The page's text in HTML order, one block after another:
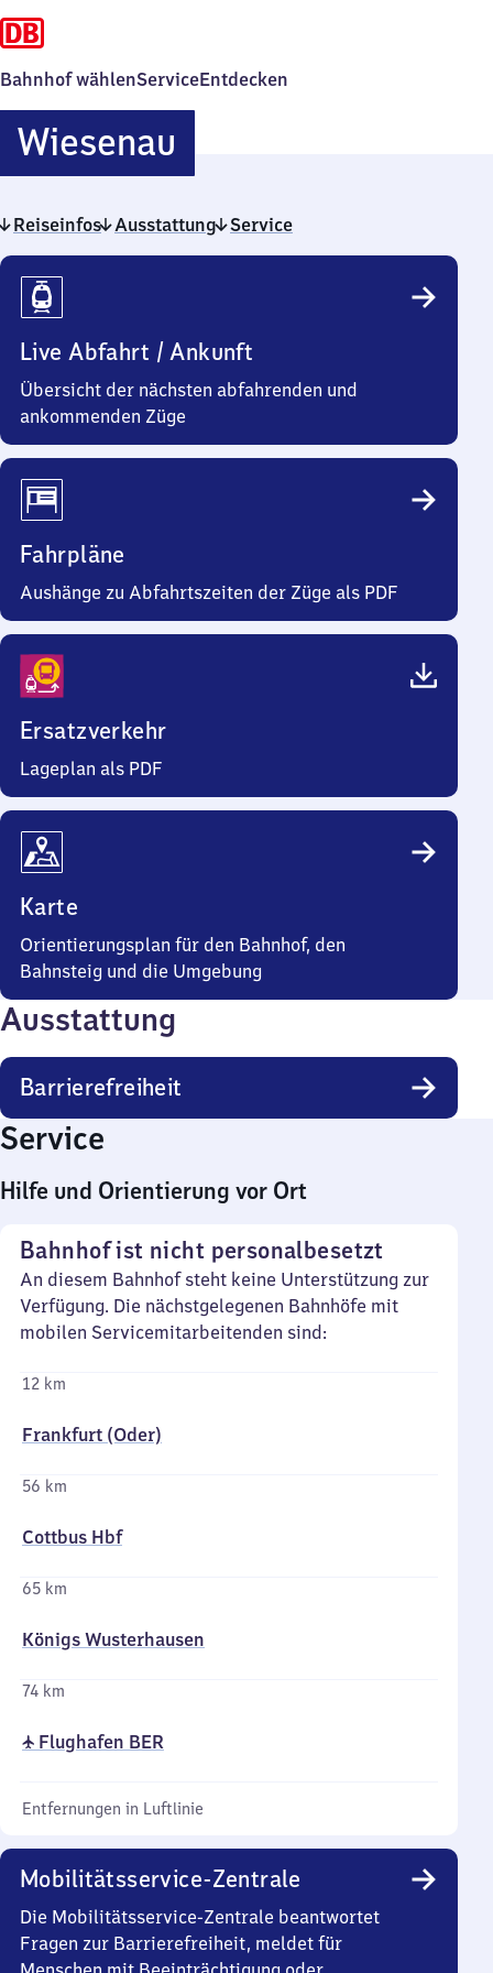
Bahnhof wählenServiceEntdecken
Wiesenau
Reiseinfos Ausstattung Service
Reiseinfos
Live Abfahrt / Ankunft
Übersicht der nächsten abfahrenden und
ankommenden Züge
Fahrpläne
Aushänge zu Abfahrtszeiten der Züge als PDF
Ersatzverkehr
Lageplan als PDF
Karte
Orientierungsplan für den Bahnhof, den
Bahnsteig und die Umgebung
Ausstattung
Barrierefreiheit
Service
Hilfe und Orientierung vor Ort
Bahnhof ist nicht personalbesetzt
An diesem Bahnhof steht keine Unterstützung zur
Verfügung. Die nächstgelegenen Bahnhöfe mit
mobilen Servicemitarbeitenden sind:
12 km
Frankfurt (Oder)
56 km
Cottbus Hbf
65 km
Königs Wusterhausen
74 km
✈ Flughafen BER
Entfernungen in Luftlinie
Mobilitätsservice-Zentrale
Die Mobilitätsservice-Zentrale beantwortet
Fragen zur Barrierefreiheit, meldet für